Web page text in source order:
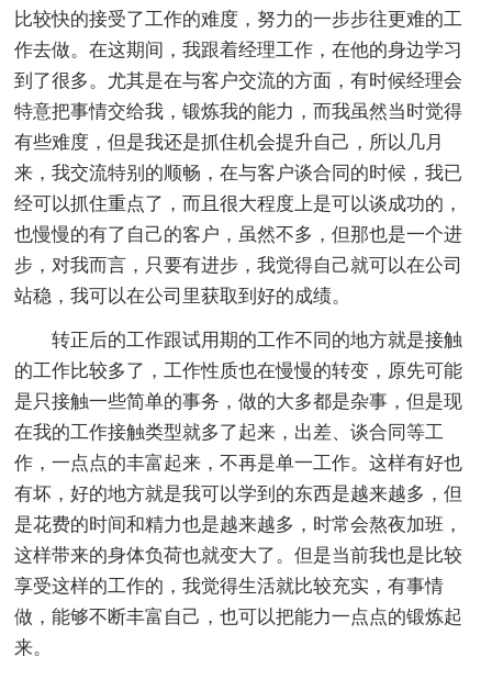
比较快的接受了工作的难度，努力的一步步往更难的工
作去做。在这期间，我跟着经理工作，在他的身边学习
到了很多。尤其是在与客户交流的方面，有时候经理会
特意把事情交给我，锻炼我的能力，而我虽然当时觉得
有些难度，但是我还是抓住机会提升自己，所以几月
来，我交流特别的顺畅，在与客户谈合同的时候，我已
经可以抓住重点了，而且很大程度上是可以谈成功的，
也慢慢的有了自己的客户，虽然不多，但那也是一个进
步，对我而言，只要有进步，我觉得自己就可以在公司
站稳，我可以在公司里获取到好的成绩。
转正后的工作跟试用期的工作不同的地方就是接触
的工作比较多了，工作性质也在慢慢的转变，原先可能
是只接触一些简单的事务，做的大多都是杂事，但是现
在我的工作接触类型就多了起来，出差、谈合同等工
作，一点点的丰富起来，不再是单一工作。这样有好也
有坏，好的地方就是我可以学到的东西是越来越多，但
是花费的时间和精力也是越来越多，时常会熬夜加班，
这样带来的身体负荷也就变大了。但是当前我也是比较
享受这样的工作的，我觉得生活就比较充实，有事情
做，能够不断丰富自己，也可以把能力一点点的锻炼起
来。